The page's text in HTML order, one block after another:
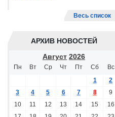
Весь список
АРХИВ НОВОСТЕЙ
Август 2026
Пн Вт Ср Чт Пт Сб
Вс
1
2
3
4 5 6 7 8
9
10
11 12 13 14 15
16